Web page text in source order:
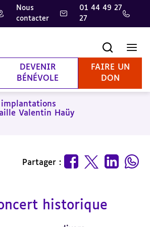
Nous
contacter
01 44 49 27
27
DEVENIR
BÉNÉVOLE
FAIRE UN
DON
implantations
Valentin Haüy
Partager :
historique